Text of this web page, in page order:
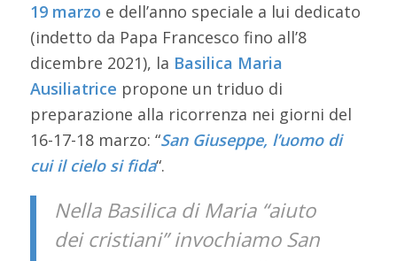
19 marzo e dell’anno speciale a lui dedicato
(indetto da Papa Francesco fino all’8
dicembre 2021), la Basilica Maria
Ausiliatrice propone un triduo di
preparazione alla ricorrenza nei giorni del
16-17-18 marzo: “San Giuseppe, l’uomo di
cui il cielo si fida“.
Nella Basilica di Maria “aiuto
dei cristiani” invochiamo San